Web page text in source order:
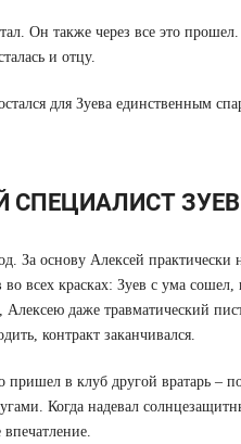
Он также через все это
и отцу.
для Зуева единственным
ЗУЕВ
За основу Алексей
во всех красках: Зуев с ума
Алексею даже травматический
контракт заканчивался.
пришел в клуб другой вратарь
Когда надевал